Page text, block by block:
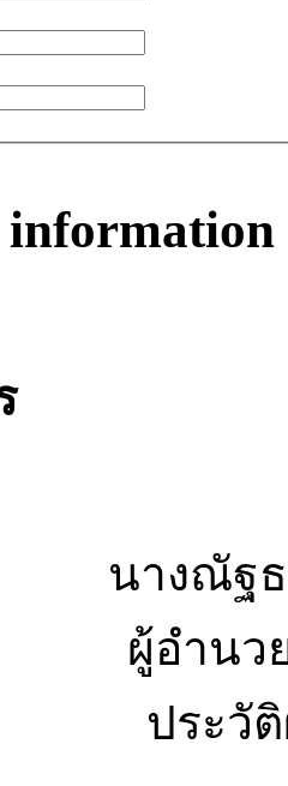
นางณัฐ
ผู้อำนว
ประวั